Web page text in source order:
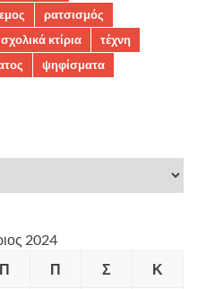
ρατσισμός
σχολικά κτίρια
τέχνη
ψηφίσματα
2024
Π Π Σ Κ